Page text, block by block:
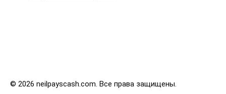
© 2026 neilpayscash.com. Все права защищены.